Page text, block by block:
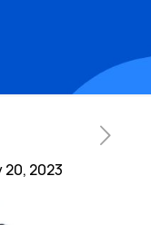
20, 2023